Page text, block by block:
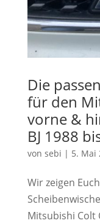
Die
für den
vorne &
BJ 1988
von sebi | 5. Mai
Wir zeigen
Mitsubishi Colt